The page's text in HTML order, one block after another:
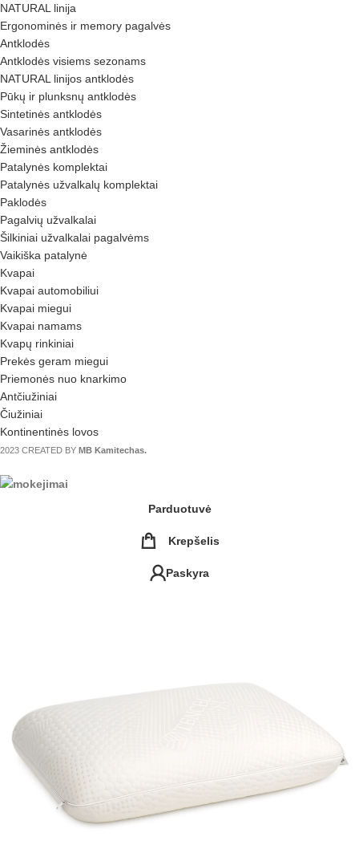
NATURAL linija
Ergonominės ir memory pagalvės
Antklodės
Antklodės visiems sezonams
NATURAL linijos antklodės
Pūkų ir plunksnų antklodės
Sintetinės antklodės
Vasarinės antklodės
Žieminės antklodės
Patalynės komplektai
Patalynės užvalkalų komplektai
Paklodės
Pagalvių užvalkalai
Šilkiniai užvalkalai pagalvėms
Vaikiška patalynė
Kvapai
Kvapai automobiliui
Kvapai miegui
Kvapai namams
Kvapų rinkiniai
Prekės geram miegui
Priemonės nuo knarkimo
Antčiužiniai
Čiužiniai
Kontinentinės lovos
2023 CREATED BY MB Kamitechas.
Parduotuvė
Krepšelis
Paskyra